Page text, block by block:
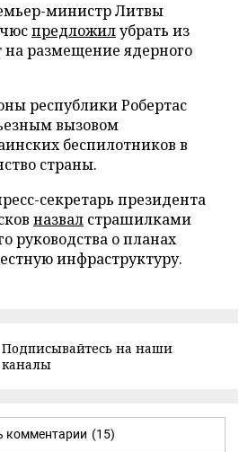
министр Литвы
предложилубрать из
на размещение ядерного
республики Робертас
вызовом
беспилотников в
страны.
секретарь президента
назвал страшилками
руководства о планах
инфраструктуру.
Подписывайтесь на наши
каналы
комментарии (15)